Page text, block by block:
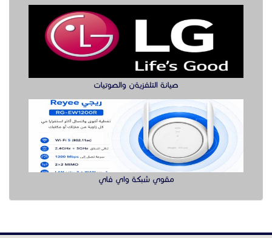
مقوي شبكة واي فاي
الدول